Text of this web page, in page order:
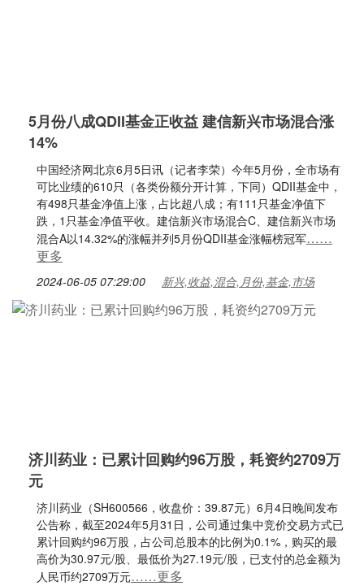
5月份八成QDII基金正收益 建信新兴市场混合涨
14%
中国经济网北京6月5日讯（记者李荣）今年5月份，全市场有
可比业绩的610只（各类份额分开计算，下同）QDII基金中，
有498只基金净值上涨，占比超八成；有111只基金净值下
跌，1只基金净值平收。建信新兴市场混合C、建信新兴市场
混合A以14.32%的涨幅并列5月份QDII基金涨幅榜冠军……
更多
2024-06-05 07:29:00 新兴,收益,混合,月份,基金,市场
济川药业：已累计回购约96万股，耗资约2709万
元
济川药业（SH600566，收盘价：39.87元）6月4日晚间发布
公告称，截至2024年5月31日，公司通过集中竞价交易方式已
累计回购约96万股，占公司总股本的比例为0.1%，购买的最
高价为30.97元/股、最低价为27.19元/股，已支付的总金额为
人民币约2709万元……更多